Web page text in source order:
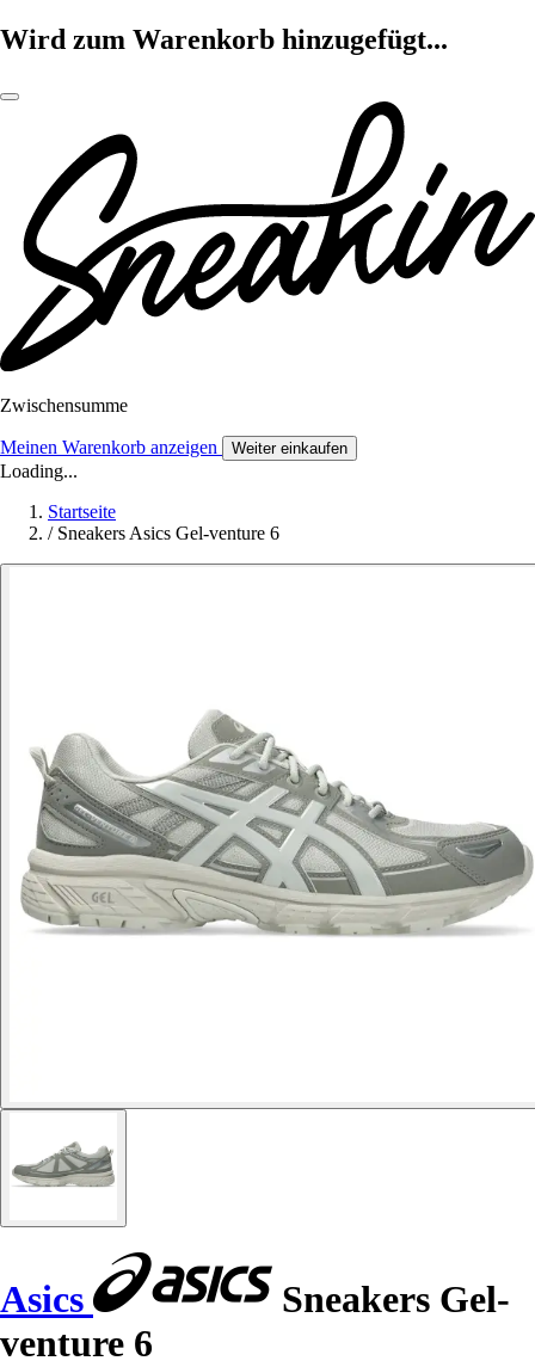
Wird zum Warenkorb hinzugefügt...
Zwischensumme
Meinen Warenkorb anzeigen Weiter einkaufen
Loading...
Startseite
/ Sneakers Asics Gel-venture 6
Asics
Sneakers Gel-
venture 6